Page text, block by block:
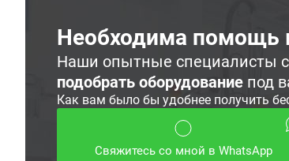
Необходима помощь
Наши опытные специалисты с
подобрать оборудование под
Как вам было бы удобнее получить
Свяжитесь со мной в WhatsApp